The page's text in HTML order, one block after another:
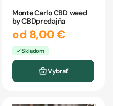
Monte Carlo CBD weed
by CBDpredajňa
od 8,00 €
Skladom
Vybrať